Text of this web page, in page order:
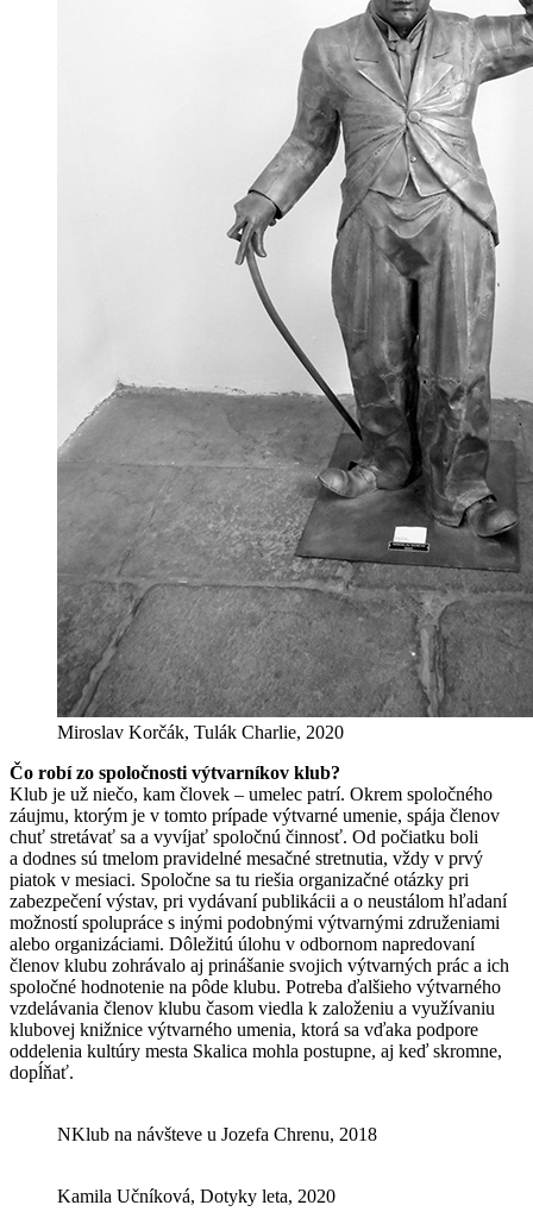
Miroslav Korčák, Tulák Charlie, 2020
Čo robí zo spoločnosti výtvarníkov klub?
Klub je už niečo, kam človek – umelec patrí. Okrem spoločného
záujmu, ktorým je v tomto prípade výtvarné umenie, spája členov
chuť stretávať sa a vyvíjať spoločnú činnosť. Od počiatku boli
a dodnes sú tmelom pravidelné mesačné stretnutia, vždy v prvý
piatok v mesiaci. Spoločne sa tu riešia organizačné otázky pri
zabezpečení výstav, pri vydávaní publikácii a o neustálom hľadaní
možností spolupráce s inými podobnými výtvarnými združeniami
alebo organizáciami. Dôležitú úlohu v odbornom napredovaní
členov klubu zohrávalo aj prinášanie svojich výtvarných prác a ich
spoločné hodnotenie na pôde klubu. Potreba ďalšieho výtvarného
vzdelávania členov klubu časom viedla k založeniu a využívaniu
klubovej knižnice výtvarného umenia, ktorá sa vďaka podpore
oddelenia kultúry mesta Skalica mohla postupne, aj keď skromne,
dopĺňať.
NKlub na návšteve u Jozefa Chrenu, 2018
Kamila Učníková, Dotyky leta, 2020